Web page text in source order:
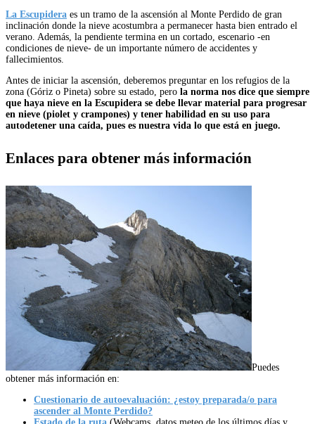
La Escupidera es un tramo de la ascensión al Monte Perdido de gran
inclinación donde la nieve acostumbra a permanecer hasta bien entrado el
verano. Además, la pendiente termina en un cortado, escenario -en
condiciones de nieve- de un importante número de accidentes y
fallecimientos.
Antes de iniciar la ascensión, deberemos preguntar en los refugios de la
zona (Góriz o Pineta) sobre su estado, pero la norma nos dice que siempre
que haya nieve en la Escupidera se debe llevar material para progresar
en nieve (piolet y crampones) y tener habilidad en su uso para
autodetener una caída, pues es nuestra vida lo que está en juego.
Enlaces para obtener más información
Puedes
obtener más información en:
Cuestionario de autoevaluación: ¿estoy preparada/o para
ascender al Monte Perdido?